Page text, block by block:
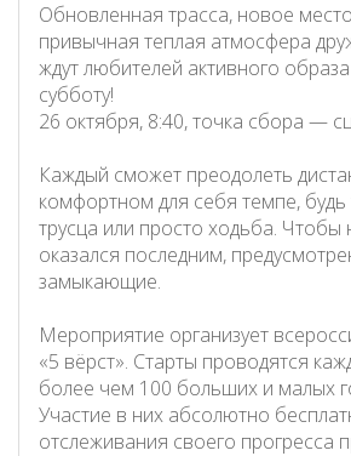
Обновленная трасса, новое
привычная теплая атмосфера
ждут любителей активного
субботу!
26 октября, 8:40, точка сбора —
Каждый сможет преодолеть
комфортном для себя темпе,
трусца или просто ходьба. Чтобы
оказался последним,
замыкающие.
Мероприятие организует
«5 вёрст». Старты проводятся
более чем 100 больших и малых
Участие в них абсолютно
отслеживания своего прогресса